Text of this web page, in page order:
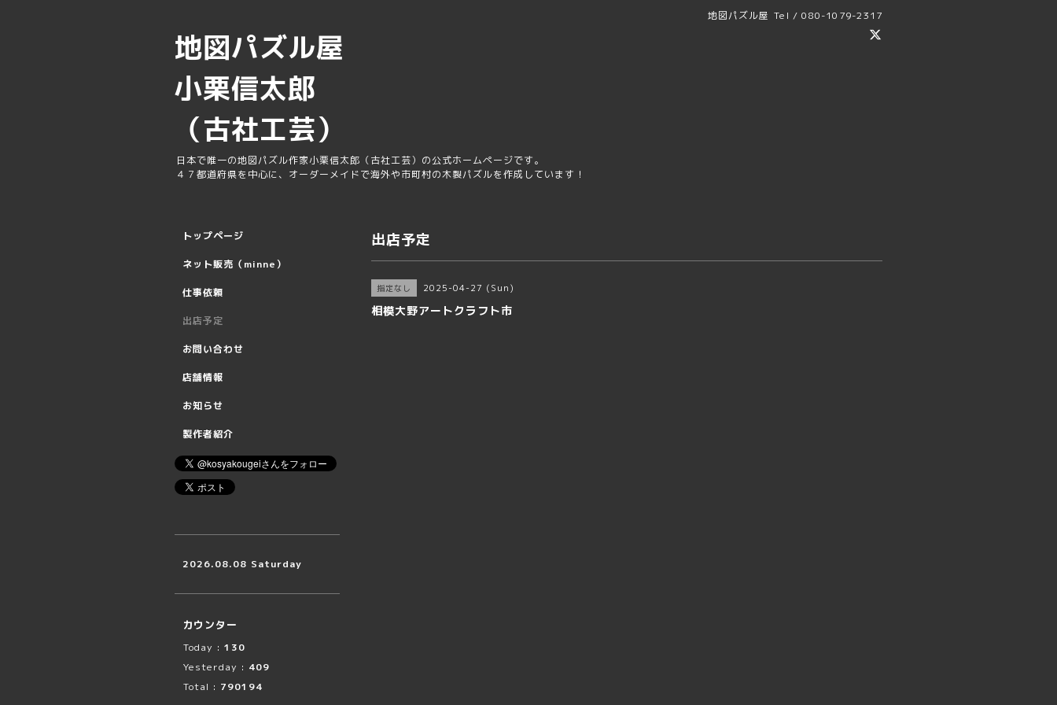
地図パズル屋 Tel / 080-1079-2317
地図パズル屋
小栗信太郎
（古社工芸）
日本で唯一の地図パズル作家小栗信太郎（古社工芸）の公式ホームページです。
４７都道府県を中心に、オーダーメイドで海外や市町村の木製パズルを作成しています！
出店予定
指定なし 2025-04-27 (Sun)
相模大野アートクラフト市
トップページ
ネット販売（minne）
仕事依頼
出店予定
お問い合わせ
店舗情報
お知らせ
製作者紹介
2026.08.08 Saturday
カウンター
Today : 130
Yesterday : 409
Total : 790194